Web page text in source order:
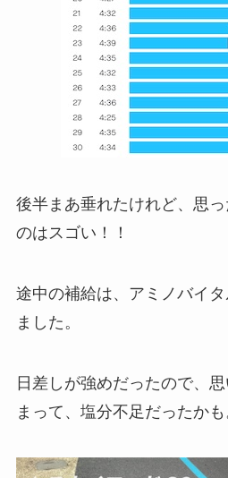
後半まあ垂れたけれど、思
のはスゴい！！
途中の補給は、アミノバイ
ました。
日差しが強めだったので、
まって、塩分不足だったかも